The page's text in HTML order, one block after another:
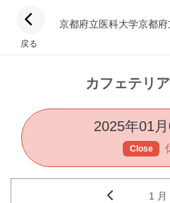
戻る
京都府立医科大学京都
カフェテリ
2025年01
Close
1 月